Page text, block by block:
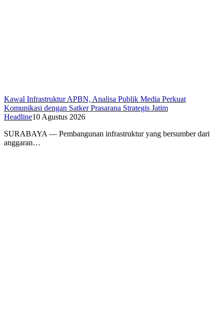
Kawal Infrastruktur APBN, Analisa Publik Media Perkuat
Komunikasi dengan Satker Prasarana Strategis Jatim
Headline10 Agustus 2026
SURABAYA — Pembangunan infrastruktur yang bersumber dari
anggaran…